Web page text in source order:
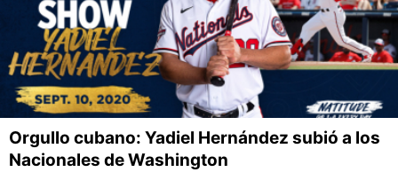
Orgullo cubano: Yadiel Hernández subió a los
Nacionales de Washington